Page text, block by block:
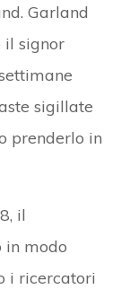
Garland
il signor
sigillate
prenderlo in
il
in modo
i ricercatori